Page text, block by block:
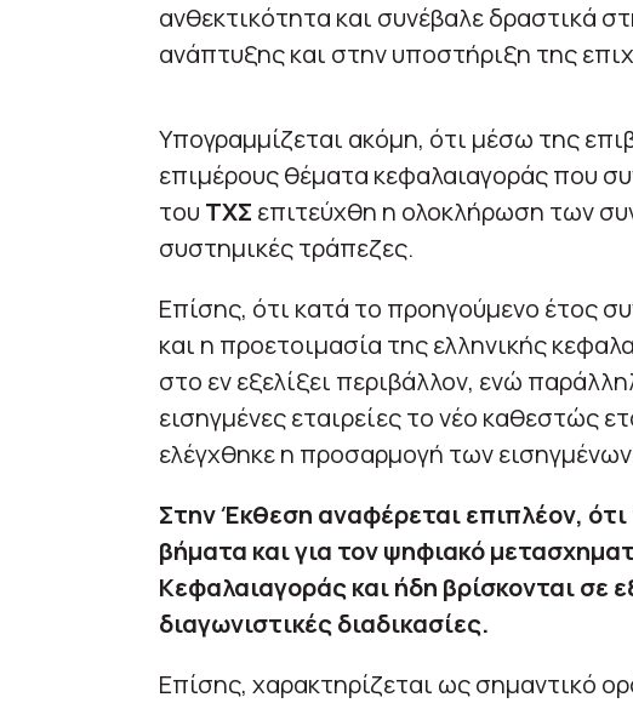
ανθεκτικότητα και συνέβαλε δραστικά
ανάπτυξης και στην υποστήριξη της
Υπογραμμίζεται ακόμη, ότι μέσω της
επιμέρους θέματα κεφαλαιαγοράς που
του ΤΧΣ επιτεύχθη η ολοκλήρωση των
συστημικές τράπεζες.
Επίσης, ότι κατά το προηγούμενο έτος
και η προετοιμασία της ελληνικής
στο εν εξελίξει περιβάλλον, ενώ
εισηγμένες εταιρείες το νέο καθεστώς
ελέγχθηκε η προσαρμογή των
Στην Έκθεση αναφέρεται επιπλέον,
βήματα και για τον ψηφιακό
Κεφαλαιαγοράς και ήδη βρίσκονται σε
διαγωνιστικές διαδικασίες.
Επίσης, χαρακτηρίζεται ως σημαντικό